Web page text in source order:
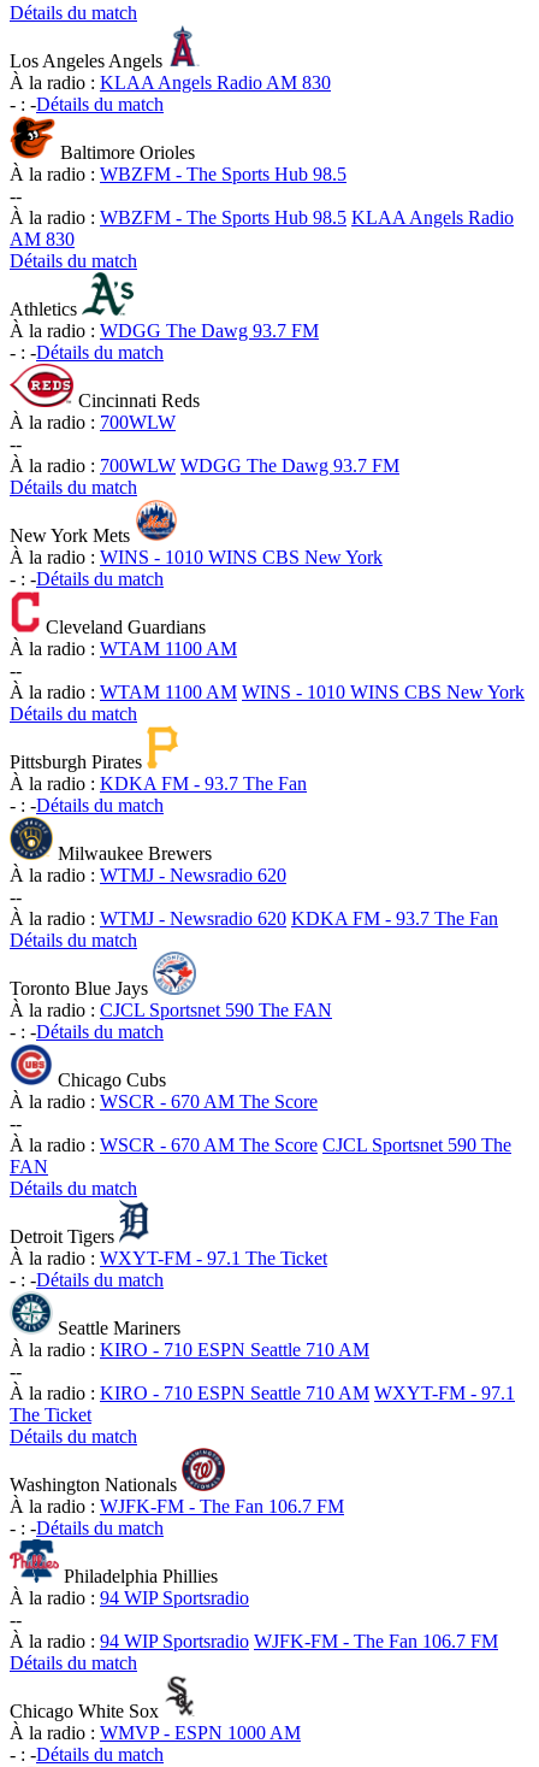
Détails du match
Los Angeles Angels
À la radio : KLAA Angels Radio AM 830
- : -Détails du match
Baltimore Orioles
À la radio : WBZFM - The Sports Hub 98.5
--
À la radio : WBZFM - The Sports Hub 98.5 KLAA Angels Radio
AM 830
Détails du match
Athletics
À la radio : WDGG The Dawg 93.7 FM
- : -Détails du match
Cincinnati Reds
À la radio : 700WLW
--
À la radio : 700WLW WDGG The Dawg 93.7 FM
Détails du match
New York Mets
À la radio : WINS - 1010 WINS CBS New York
- : -Détails du match
Cleveland Guardians
À la radio : WTAM 1100 AM
--
À la radio : WTAM 1100 AM WINS - 1010 WINS CBS New York
Détails du match
Pittsburgh Pirates
À la radio : KDKA FM - 93.7 The Fan
- : -Détails du match
Milwaukee Brewers
À la radio : WTMJ - Newsradio 620
--
À la radio : WTMJ - Newsradio 620 KDKA FM - 93.7 The Fan
Détails du match
Toronto Blue Jays
À la radio : CJCL Sportsnet 590 The FAN
- : -Détails du match
Chicago Cubs
À la radio : WSCR - 670 AM The Score
--
À la radio : WSCR - 670 AM The Score CJCL Sportsnet 590 The
FAN
Détails du match
Detroit Tigers
À la radio : WXYT-FM - 97.1 The Ticket
- : -Détails du match
Seattle Mariners
À la radio : KIRO - 710 ESPN Seattle 710 AM
--
À la radio : KIRO - 710 ESPN Seattle 710 AM WXYT-FM - 97.1
The Ticket
Détails du match
Washington Nationals
À la radio : WJFK-FM - The Fan 106.7 FM
- : -Détails du match
Philadelphia Phillies
À la radio : 94 WIP Sportsradio
--
À la radio : 94 WIP Sportsradio WJFK-FM - The Fan 106.7 FM
Détails du match
Chicago White Sox
À la radio : WMVP - ESPN 1000 AM
- : -Détails du match